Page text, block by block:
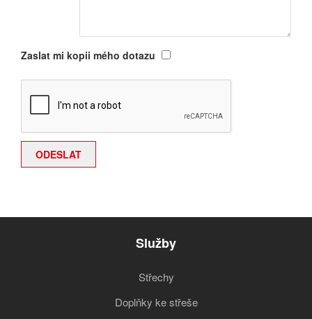
Zaslat mi kopii mého dotazu
Služby
Střechy
Doplňky ke střeše